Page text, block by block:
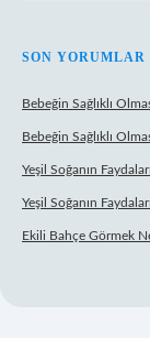
SON YORUMLAR
Bebeğin Sağlıklı
Bebeğin Sağlıklı
Yeşil Soğanın
Yeşil Soğanın
Ekili Bahçe Görmek